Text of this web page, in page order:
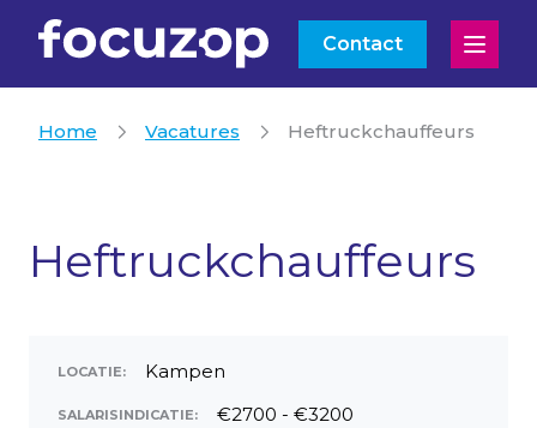
Contact
Open
Home Vacatures Heftruckchauffeurs
Heftruckchauffeurs
LOCATIE: Kampen
SALARISINDICATIE: €2700 - €3200